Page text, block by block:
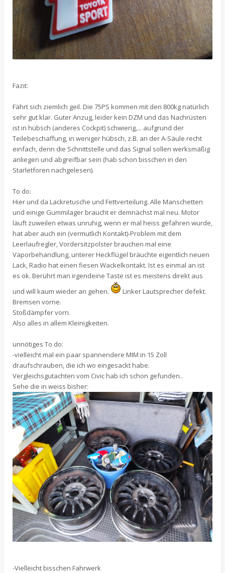
Fazit:
Fährt sich ziemlich geil. Die 75PS kommen mit den 800kg natürlich
sehr gut klar. Guter Anzug, leider kein DZM und das Nachrüsten
ist in hübsch (anderes Cockpit) schwierig,... aufgrund der
Teilebeschaffung, in weniger hübsch, z.B. an der A-Säule recht
einfach, denn die Schnittstelle und das Signal sollen werksmäßig
anliegen und abgreifbar sein (hab schon bisschen in den
Starletforen nachgelesen).
To do:
Hier und da Lackretusche und Fettverteilung. Alle Manschetten
und einige Gummilager braucht er demnächst mal neu. Motor
läuft zuweilen etwas unruhig, wenn er mal heiss gefahren wurde,
hat aber auch ein (vermutlich Kontakt)-Problem mit dem
Leerlaufregler, Vordersitzpolster brauchen mal eine
Vaporbehandlung, unterer Heckflügel bräuchte eigentlich neuen
Lack, Radio hat einen fiesen Wackelkontakt. Ist es einmal an ist
es ok. Berührt man irgendeine Taste ist es meistens direkt aus
und will kaum wieder an gehen.
Linker Lautsprecher defekt.
Bremsen vorne.
Stoßdämpfer vorn.
Also alles in allem Kleinigkeiten.
unnötiges To do:
-vielleicht mal ein paar spannendere MIM in 15 Zoll
draufschrauben, die ich wo eingesackt habe.
Vergleichsgutachten vom Civic hab ich schon gefunden..
Sehe die in weiss bisher:
-Vielleicht bisschen Fahrwerk